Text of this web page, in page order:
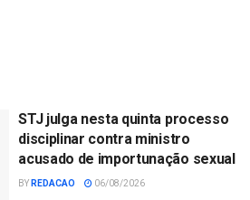
STJ julga nesta quinta processo
disciplinar contra ministro
acusado de importunação sexual
BY REDACAO 06/08/2026